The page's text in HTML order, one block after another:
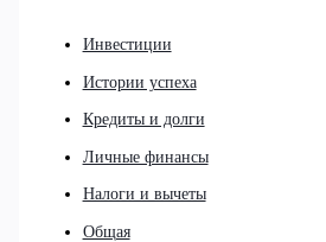
Инвестиции
Истории успеха
Кредиты и долги
Личные финансы
Налоги и вычеты
Общая